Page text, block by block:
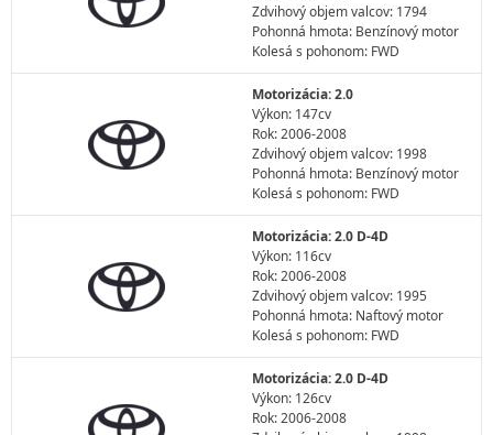
Zdvihový objem valcov: 1794
Pohonná hmota: Benzínový motor
Kolesá s pohonom: FWD
Motorizácia: 2.0
Výkon: 147cv
Rok: 2006-2008
Zdvihový objem valcov: 1998
Pohonná hmota: Benzínový motor
Kolesá s pohonom: FWD
Motorizácia: 2.0 D-4D
Výkon: 116cv
Rok: 2006-2008
Zdvihový objem valcov: 1995
Pohonná hmota: Naftový motor
Kolesá s pohonom: FWD
Motorizácia: 2.0 D-4D
Výkon: 126cv
Rok: 2006-2008